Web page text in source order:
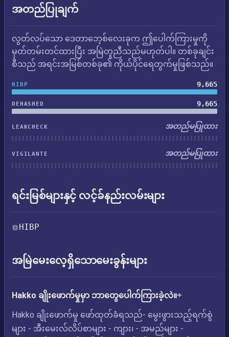
အတည်ပြုချက်
လွတ်လပ်သော ဒေတာဘေ့စ်လေးခုက ဤပေါက်ကြားမှုကို
မှတ်တမ်းတင်ထားပြီး အမြဲတူညီသည်မဟုတ်ပါ။ တစ်ခုချင်း
စီသည် အရင်းအမြစ်တစ်ခု၏ ကိုယ်ပိုင်ရေတွက်မှုဖြစ်သည်။
HIBP 9,665
DEHASHED 9,665
LEAKCHECK အတည်မပြုထား
VIGILANTE အတည်မပြုထား
ရင်းမြစ်များနှင့် လင့်ခ်နည်းလမ်းများ
HIBP
အမြဲမေးလေ့ရှိသောမေးခွန်းများ
Hakko ချိုးဖောက်မှုမှာ ဘာတွေပေါက်ကြားခဲ့လဲ။
Hakko ချိုးဖောက်မှု ဖော်ထုတ်ခံရသည်- မွေးဖွားသည့်ရက်စွဲ
များ - အီးမေးလ်လိပ်စာများ - ကျား၊ - အမည်များ -